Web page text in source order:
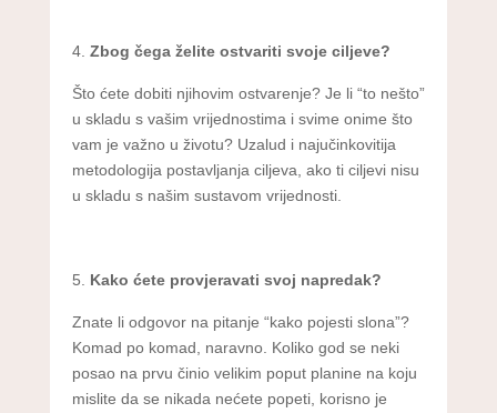
Zbog čega želite ostvariti svoje ciljeve?
Što ćete dobiti njihovim ostvarenje? Je li “to nešto”
u skladu s vašim vrijednostima i svime onime što
vam je važno u životu? Uzalud i najučinkovitija
metodologija postavljanja ciljeva, ako ti ciljevi nisu
u skladu s našim sustavom vrijednosti.
Kako ćete provjeravati svoj napredak?
Znate li odgovor na pitanje “kako pojesti slona”?
Komad po komad, naravno. Koliko god se neki
posao na prvu činio velikim poput planine na koju
mislite da se nikada nećete popeti, korisno je